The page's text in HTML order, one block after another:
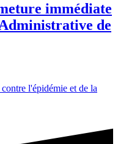
immédiate
de
l'épidémie et de la